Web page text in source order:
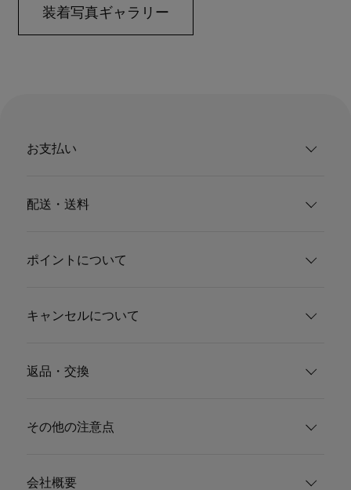
装着写真ギャラリー
お支払い
配送・送料
ポイントについて
キャンセルについて
返品・交換
その他の注意点
会社概要